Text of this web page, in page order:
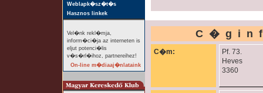
Weblapk�sz�t�s
Hasznos linkek
Vel�nk rekl�mja,
inform�ci�ja az interneten is
eljut potenci�lis
v�s�rl�ihoz, partnereihez!
On-line m�diaaj�nlataink
C�m:
Pf. 73.
Heves
3360